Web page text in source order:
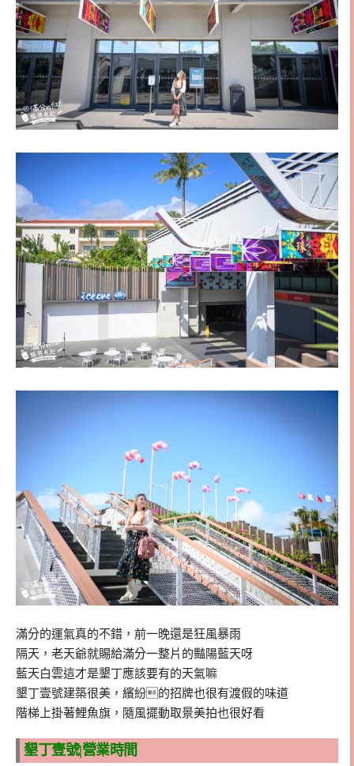
滿分的運氣真的不錯，前一晚還是狂風暴雨
隔天，老天爺就賜給滿分一整片的豔陽藍天呀
藍天白雲這才是墾丁應該要有的天氣嘛
墾丁壹號建築很美，繽紛的招牌也很有渡假的味道
階梯上掛著鯉魚旗，隨風擺動取景美拍也很好看
墾丁壹號|營業時間